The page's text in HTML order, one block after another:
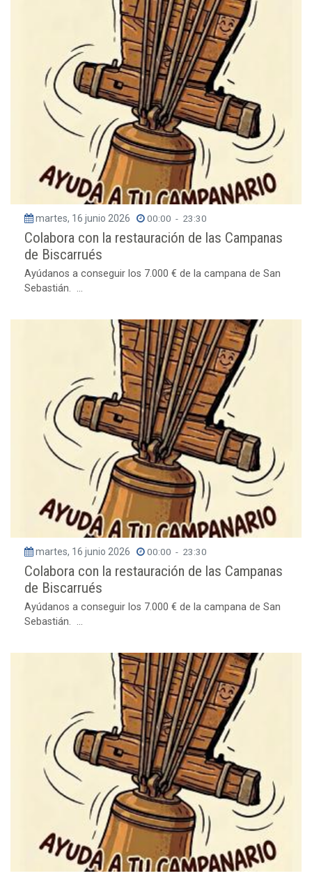
martes, 16 junio 2026 00:00 - 23:30
Colabora con la restauración de las Campanas
de Biscarrués
Ayúdanos a conseguir los 7.000 € de la campana de San
Sebastián. ...
martes, 16 junio 2026 00:00 - 23:30
Colabora con la restauración de las Campanas
de Biscarrués
Ayúdanos a conseguir los 7.000 € de la campana de San
Sebastián. ...